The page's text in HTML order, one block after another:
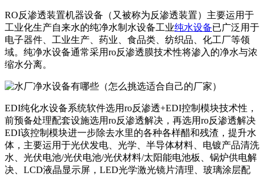
RO反渗透装置机器设备（又被称为反渗透装置）主要运用于
工业化生产自来水的纯净水制水设备工业纯水设备已广泛用于
电子器件、工业生产、药业、食品类、纺织品、化工厂等领
域。纯净水设备通常采用ro反渗透膜技术性将渗入的净水与浓
缩水分离。
EDI纯化水设备系统软件选用ro反渗透+EDI控制模块技术性，
前预备处理配套设施选用ro反渗透解决，再选用ro反渗透解决
EDI该控制模块进一步除去水里的各种各样醋和残渣，提升水
体，主要运用于光伏发电、光学、半导体材料、电镀产品清洗
水、光伏电池/光伏电池/光伏材料/太阳能电池板、锅炉供电解
决、LCD液晶显示屏，LED光学激光镜片清理、玻璃涂层配